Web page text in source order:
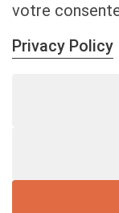
TÉLÉPHONE
+32 474 43 51 09
votre
Privacy Policy